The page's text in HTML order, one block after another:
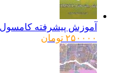
آموزش پیشرفته کامسول
۲۵۰۰۰۰ تومان